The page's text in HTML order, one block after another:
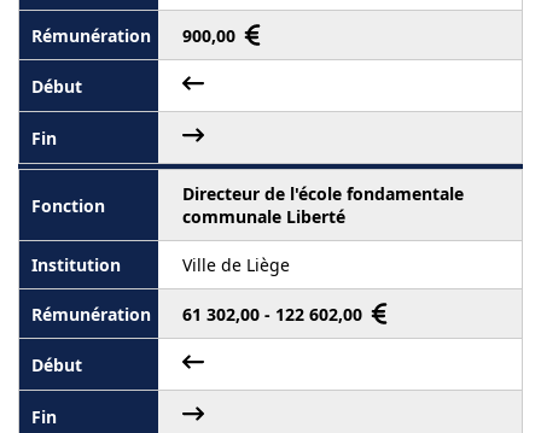
900,00
Directeur de l'école fondamentale
communale Liberté
Ville de Liège
61 302,00 - 122 602,00